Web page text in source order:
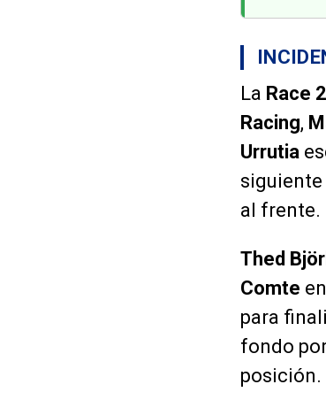
La Race 2
Racing,
Urrutia
siguiente
al frente.
Thed
Comte
para
fondo
posición.